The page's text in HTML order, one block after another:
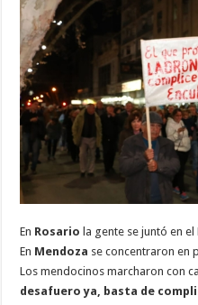
En Rosario la gente se juntó en
En Mendoza se concentraron en
Los mendocinos marcharon con
desafuero ya, basta de